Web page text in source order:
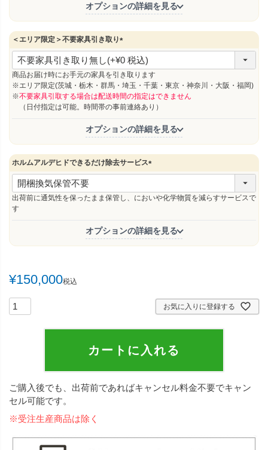
オプションの詳細を見る
＜エリア限定＞不要家具引き取り
(
必
須
商品お届け時にお手元の家具を引き取ります
※エリア限定(茨城・栃木・群馬・埼玉・千葉・東京・神奈川・大阪・福岡)
※不要家具引取する場合は配送時間の指定はできません
（日付指定は可能。時間帯の事前連絡あり）
オプションの詳細を見る
ホルムアルデヒドできるだけ除去サービス
(
須
出荷前に通気性を保ったまま保管し、においや化学物質を減らすサービスで
す
オプションの詳細を見る
¥150,000税込
お気に入りに登録する
カートに入れる
ご購入後でも、出荷前であればキャンセル料金不要でキャン
セル可能です。
※受注生産商品は除く